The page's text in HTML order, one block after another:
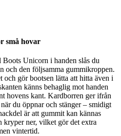
små hovar
Unicorn i handen slås du
och den följsamma gummikroppen.
och gör bootsen lätta att hitta även i
känns behaglig mot handen
hovens kant. Kardborren ger ifrån
du öppnar och stänger – smidigt
är att gummit kan kännas
kryper ner, vilket gör det extra
vintertid.